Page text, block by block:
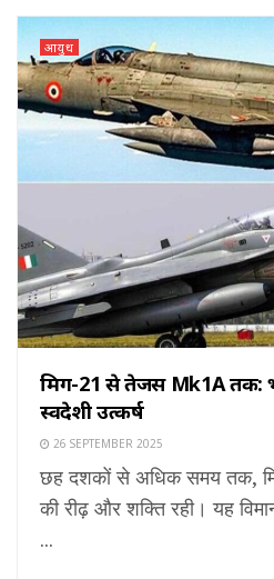
आयुध
मिग-21 से तेजस Mk1A तक:
स्वदेशी उत्कर्ष
26 SEPTEMBER 2025
छह दशकों से अधिक समय तक,
की रीढ़ और शक्ति रही। यह
...